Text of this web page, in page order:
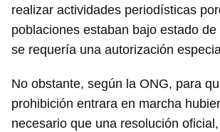
realizar actividades periodísticas
poblaciones estaban bajo estado
se requería una autorización
No obstante, según la ONG, para
prohibición entrara en marcha
necesario que una resolución